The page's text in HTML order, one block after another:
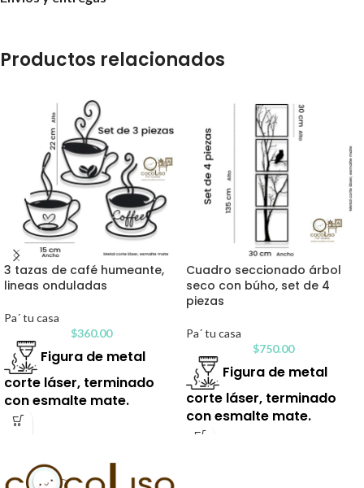
Productos relacionados
3 tazas de café humeante,
lineas onduladas
Pa´ tu casa
$360.00
Figura de metal
corte láser, terminado
con esmalte mate.
Tiempo de entrega 15
verifica disponibilidad vía
chat tal vez lo tengamos
Cuadro seccionado árbol
seco con búho, set de 4
piezas
Pa´ tu casa
$750.00
Figura de metal
corte láser, terminado
con esmalte mate.